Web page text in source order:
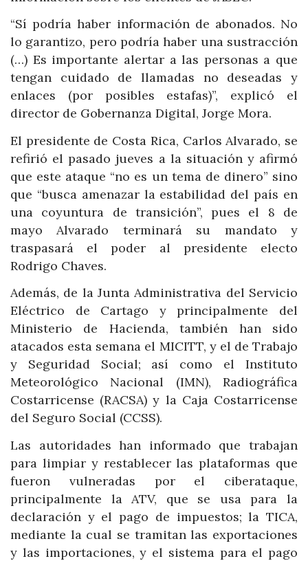
“Sí podría haber información de abonados. No
lo garantizo, pero podría haber una sustracción
(…) Es importante alertar a las personas a que
tengan cuidado de llamadas no deseadas y
enlaces (por posibles estafas)”, explicó el
director de Gobernanza Digital, Jorge Mora.
El presidente de Costa Rica, Carlos Alvarado, se
refirió el pasado jueves a la situación y afirmó
que este ataque “no es un tema de dinero” sino
que “busca amenazar la estabilidad del país en
una coyuntura de transición”, pues el 8 de
mayo Alvarado terminará su mandato y
traspasará el poder al presidente electo
Rodrigo Chaves.
Además, de la Junta Administrativa del Servicio
Eléctrico de Cartago y principalmente del
Ministerio de Hacienda, también han sido
atacados esta semana el MICITT, y el de Trabajo
y Seguridad Social; así como el Instituto
Meteorológico Nacional (IMN), Radiográfica
Costarricense (RACSA) y la Caja Costarricense
del Seguro Social (CCSS).
Las autoridades han informado que trabajan
para limpiar y restablecer las plataformas que
fueron vulneradas por el ciberataque,
principalmente la ATV, que se usa para la
declaración y el pago de impuestos; la TICA,
mediante la cual se tramitan las exportaciones
y las importaciones, y el sistema para el pago